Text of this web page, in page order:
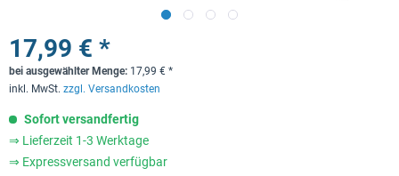
17,99 € *
bei ausgewählter Menge: 17,99 € *
inkl. MwSt. zzgl. Versandkosten
Sofort versandfertig
⇒ Lieferzeit 1-3 Werktage
⇒ Expressversand verfügbar